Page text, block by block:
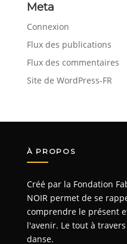
Meta
Connexion
Flux des publications
Flux des commentaires
Site de WordPress-FR
À PROPOS
Créé par la Fondation
NOIR permet de se
comprendre le présent
l'avenir. Le tout à
danse.